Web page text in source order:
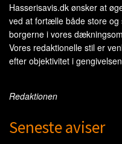
Hasserisavis.dk ønsker at
ved at fortælle både store
borgerne i vores
Vores redaktionelle stil er
efter objektivitet i
Redaktionen
Seneste aviser